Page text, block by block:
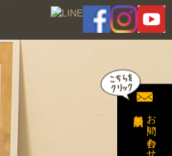
お問い合わせ・